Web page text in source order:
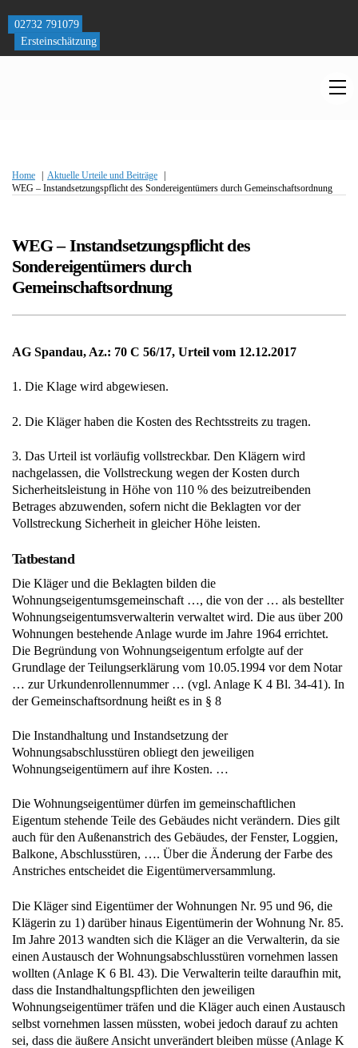
content
02732 791079
Ersteinschätzung
Home
Aktuelle Urteile und Beiträge
WEG – Instandsetzungspflicht des Sondereigentümers durch Gemeinschaftsordnung
WEG – Instandsetzungspflicht des
Sondereigentümers durch
Gemeinschaftsordnung
AG Spandau, Az.: 70 C 56/17, Urteil vom 12.12.2017
1. Die Klage wird abgewiesen.
2. Die Kläger haben die Kosten des Rechtsstreits zu tragen.
3. Das Urteil ist vorläufig vollstreckbar. Den Klägern wird
nachgelassen, die Vollstreckung wegen der Kosten durch
Sicherheitsleistung in Höhe von 110 % des beizutreibenden
Betrages abzuwenden, sofern nicht die Beklagten vor der
Vollstreckung Sicherheit in gleicher Höhe leisten.
Tatbestand
Die Kläger und die Beklagten bilden die
Wohnungseigentumsgemeinschaft …, die von der … als bestellter
Wohnungseigentumsverwalterin verwaltet wird. Die aus über 200
Wohnungen bestehende Anlage wurde im Jahre 1964 errichtet.
Die Begründung von Wohnungseigentum erfolgte auf der
Grundlage der Teilungserklärung vom 10.05.1994 vor dem Notar
… zur Urkundenrollennummer … (vgl. Anlage K 4 Bl. 34-41). In
der Gemeinschaftsordnung heißt es in § 8
Die Instandhaltung und Instandsetzung der
Wohnungsabschlusstüren obliegt den jeweiligen
Wohnungseigentümern auf ihre Kosten. …
Die Wohnungseigentümer dürfen im gemeinschaftlichen
Eigentum stehende Teile des Gebäudes nicht verändern. Dies gilt
auch für den Außenanstrich des Gebäudes, der Fenster, Loggien,
Balkone, Abschlusstüren, …. Über die Änderung der Farbe des
Anstriches entscheidet die Eigentümerversammlung.
Die Kläger sind Eigentümer der Wohnungen Nr. 95 und 96, die
Klägerin zu 1) darüber hinaus Eigentümerin der Wohnung Nr. 85.
Im Jahre 2013 wandten sich die Kläger an die Verwalterin, da sie
einen Austausch der Wohnungsabschlusstüren vornehmen lassen
wollten (Anlage K 6 Bl. 43). Die Verwalterin teilte daraufhin mit,
dass die Instandhaltungspflichten den jeweiligen
Wohnungseigentümer träfen und die Kläger auch einen Austausch
selbst vornehmen lassen müssten, wobei jedoch darauf zu achten
sei, dass die äußere Ansicht unverändert bleiben müsse (Anlage K